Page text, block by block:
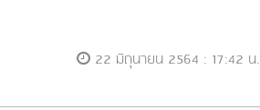
22 มิถุนายน 2564 : 17:42 น.